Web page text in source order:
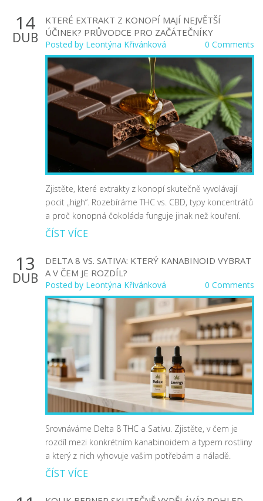
14
DUB
KTERÉ EXTRAKT Z KONOPÍ MAJÍ NEJVĚTŠÍ
ÚČINEK? PRŮVODCE PRO ZAČÁTEČNÍKY
Posted by Leontýna Křivánková 0 Comments
Zjistěte, které extrakty z konopí skutečně vyvolávají
pocit „high“. Rozebíráme THC vs. CBD, typy koncentrátů
a proč konopná čokoláda funguje jinak než kouření.
ČÍST VÍCE
13
DUB
DELTA 8 VS. SATIVA: KTERÝ KANABINOID VYBRAT
A V ČEM JE ROZDÍL?
Posted by Leontýna Křivánková 0 Comments
Srovnáváme Delta 8 THC a Sativu. Zjistěte, v čem je
rozdíl mezi konkrétním kanabinoidem a typem rostliny
a který z nich vyhovuje vašim potřebám a náladě.
ČÍST VÍCE